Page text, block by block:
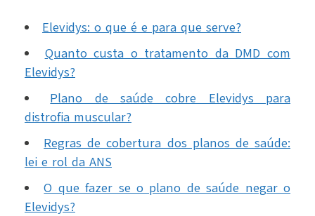
Elevidys: o que é e para que serve?
Quanto custa o tratamento da DMD com
Elevidys?
Plano de saúde cobre Elevidys para
distrofia muscular?
Regras de cobertura dos planos de saúde:
lei e rol da ANS
O que fazer se o plano de saúde negar o
Elevidys?